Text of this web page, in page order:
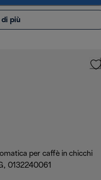
più